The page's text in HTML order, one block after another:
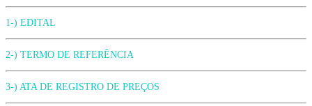
1-) EDITAL
2-) TERMO DE REFERÊNCIA
3-) ATA DE REGISTRO DE PREÇOS